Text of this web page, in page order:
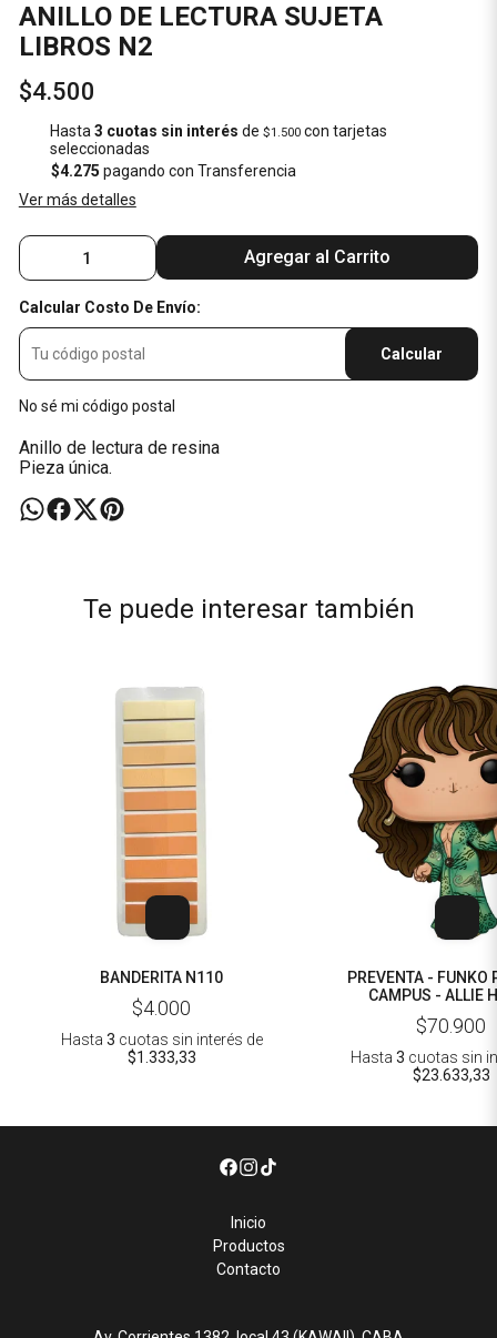
ANILLO DE LECTURA SUJETA
LIBROS N2
$4.500
Hasta3 cuotas sin interés de$1.500 con tarjetas
seleccionadas
$4.275 pagando con Transferencia
Ver más detalles
Agregar al Carrito
Calcular Costo De Envío:
Calcular
No sé mi código postal
Anillo de lectura de resina
Pieza única.
Te puede interesar también
BANDERITA N110
$4.000
Hasta 3 cuotas sin interés de
$1.333,33
PREVENTA - FUNKO
CAMPUS - ALLIE
$70.900
Hasta 3 cuotas sin
$23.633,33
Inicio
Productos
Contacto